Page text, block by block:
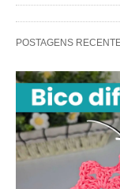
POSTAGENS